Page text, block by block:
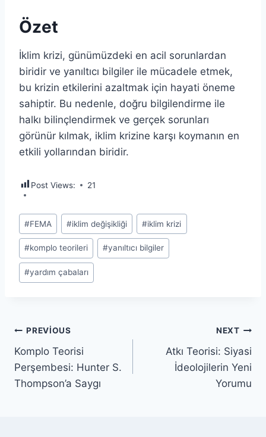
Özet
İklim krizi, günümüzdeki en acil sorunlardan
biridir ve yanıltıcı bilgiler ile mücadele etmek,
bu krizin etkilerini azaltmak için hayati öneme
sahiptir. Bu nedenle, doğru bilgilendirme ile
halkı bilinçlendirmek ve gerçek sorunları
görünür kılmak, iklim krizine karşı koymanın en
etkili yollarından biridir.
Post Views: 21
Post
Tags:
#FEMA #iklim değişikliği #iklim krizi
#komplo teorileri #yanıltıcı bilgiler
#yardım çabaları
Yazı
gezinmesi
PREVIOUS
Komplo Teorisi
Perşembesi: Hunter S.
Thompson’a Saygı
NEXT
Atkı Teorisi: Siyasi
İdeolojilerin Yeni
Yorumu